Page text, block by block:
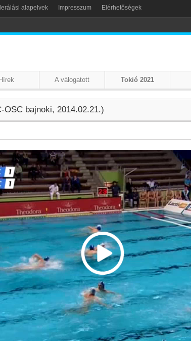
alapelvek Impresszum Elérhetőségek
Hírek A válogatott Tokió 2021
OSC bajnoki, 2014.02.21.)